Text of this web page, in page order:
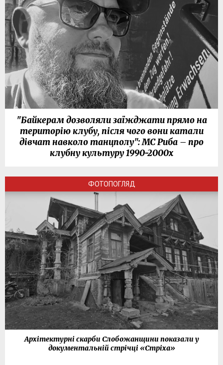
"Байкерам дозволяли заїжджати прямо на
територію клубу, після чого вони катали
дівчат навколо танцполу": МС Риба – про
клубну культуру 1990-2000х
ФОТОПОГЛЯД
Архітектурні скарби Слобожанщини показали у
документальній стрічці «Стріха»